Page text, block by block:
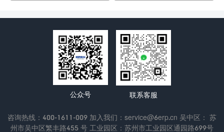
公众号 联系客服
咨询热线：400-1611-009 加入我们：service@6erp.cn 吴中区： 苏
州市吴中区繁丰路455 号 工业园区：苏州市工业园区通园路699号